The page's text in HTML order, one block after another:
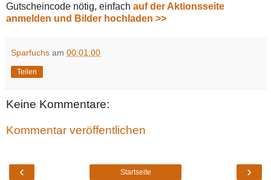
Gutscheincode nötig, einfach auf der Aktionsseite
anmelden und Bilder hochladen >>
Sparfuchs am 00:01:00
Teilen
Keine Kommentare:
Kommentar veröffentlichen
‹ ›
Startseite